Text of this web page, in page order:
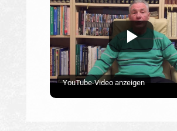
YouTube-Video anzeigen